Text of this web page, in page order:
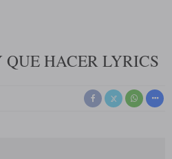
HACER LYRICS